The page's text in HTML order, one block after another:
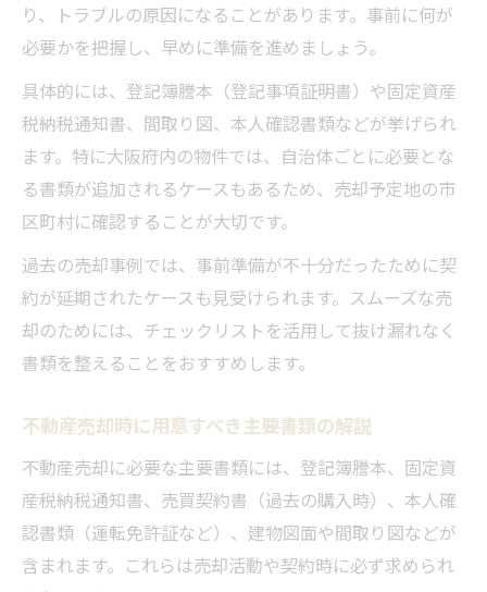
り、トラブルの原因になることがあります。事前に何が
必要かを把握し、早めに準備を進めましょう。
具体的には、登記簿謄本（登記事項証明書）や固定資産
税納税通知書、間取り図、本人確認書類などが挙げられ
ます。特に大阪府内の物件では、自治体ごとに必要とな
る書類が追加されるケースもあるため、売却予定地の市
区町村に確認することが大切です。
過去の売却事例では、事前準備が不十分だったために契
約が延期されたケースも見受けられます。スムーズな売
却のためには、チェックリストを活用して抜け漏れなく
書類を整えることをおすすめします。
不動産売却時に用意すべき主要書類の解説
不動産売却に必要な主要書類には、登記簿謄本、固定資
産税納税通知書、売買契約書（過去の購入時）、本人確
認書類（運転免許証など）、建物図面や間取り図などが
含まれます。これらは売却活動や契約時に必ず求められ